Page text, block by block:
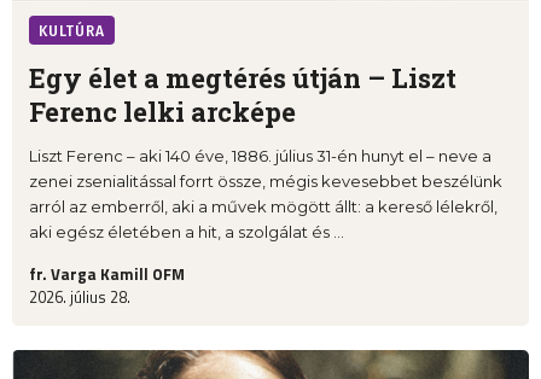
KULTÚRA
Egy élet a megtérés útján – Liszt
Ferenc lelki arcképe
Liszt Ferenc – aki 140 éve, 1886. július 31-én hunyt el – neve a
zenei zsenialitással forrt össze, mégis kevesebbet beszélünk
arról az emberről, aki a művek mögött állt: a kereső lélekről,
aki egész életében a hit, a szolgálat és ...
fr. Varga Kamill OFM
2026. július 28.